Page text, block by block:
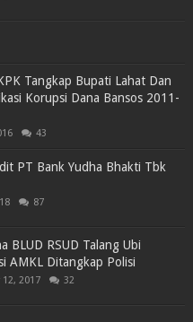
Tangkap Bupati Lahat Dan
Korupsi Dana Bansos 2011-
43
PT Bank Yudha Bhakti Tbk
87
BLUD RSUD Talang Ubi
AMKL Ditangkap Polisi
2017 32